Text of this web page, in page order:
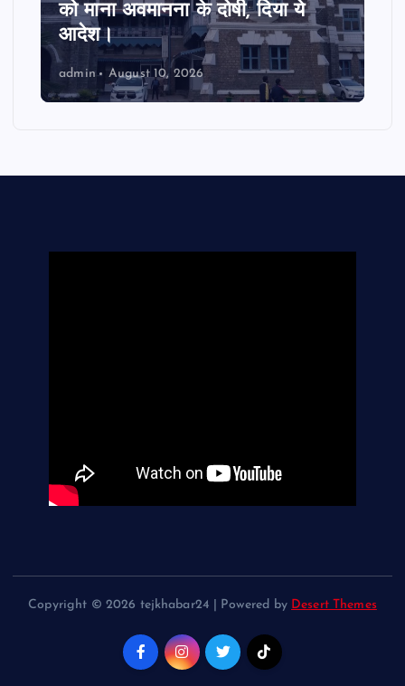
को माना अवमानना के दोषी, दिया ये
आदेश।
admin August 10, 2026
Copyright © 2026 tejkhabar24 | Powered by Desert Themes